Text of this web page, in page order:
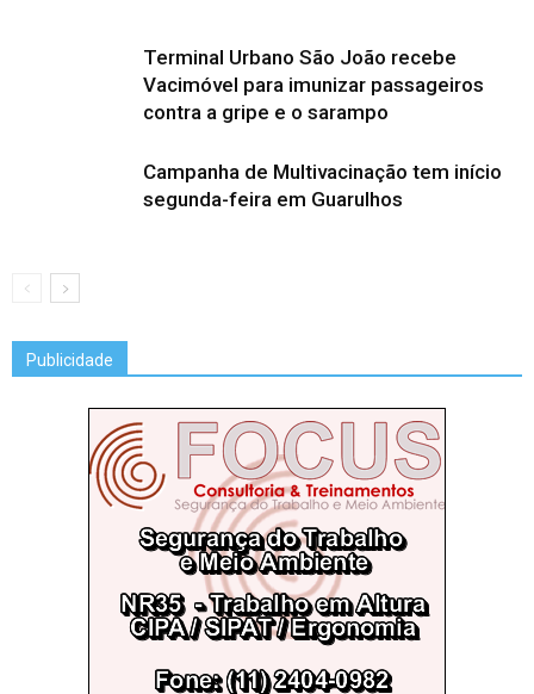
Terminal Urbano São João recebe
Vacimóvel para imunizar passageiros
contra a gripe e o sarampo
Campanha de Multivacinação tem início
segunda-feira em Guarulhos
Publicidade